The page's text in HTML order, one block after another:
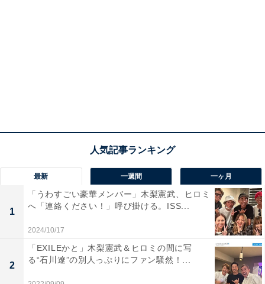
最新 一週間 一ヶ月
1
「うわすごい豪華メンバー」木梨憲武、ヒロミ
へ「連絡ください！」呼び掛ける。ISS...
2024/10/17
2
「EXILEかと」木梨憲武＆ヒロミの間に写
る“石川遼”の別人っぷりにファン騒然！...